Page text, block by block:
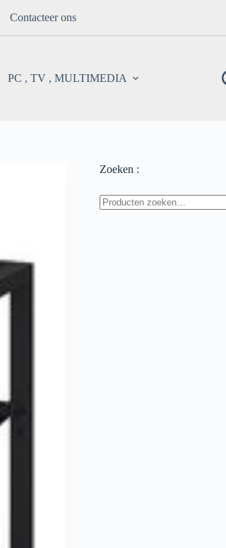
Contacteer ons
PC , TV , MULTIMEDIA
Zoeken :
naar: